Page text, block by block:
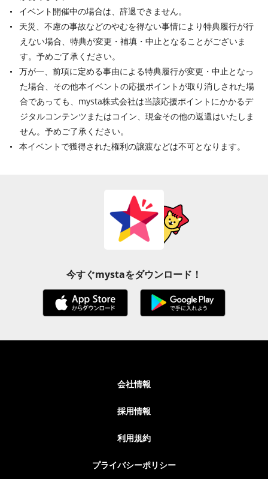
イベント開催中の場合は、辞退できません。
天災、不慮の事故などのやむを得ない事情により特典履行が行
えない場合、特典が変更・補填・中止となることがございま
す。予めご了承ください。
万が一、前項に定める事由による特典履行が変更・中止となっ
た場合、その他本イベントの応援ポイントが取り消しされた場
合であっても、mysta株式会社は当該応援ポイントにかかるデ
ジタルコンテンツまたはコイン、現金その他の返還はいたしま
せん。予めご了承ください。
本イベントで獲得された権利の譲渡などは不可となります。
今すぐmystaをダウンロード！
会社情報
採用情報
利用規約
プライバシーポリシー